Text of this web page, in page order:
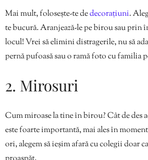
Mai mult, folosește-te dedecorațiuni.
te bucură. Aranjează-le pe birou sau prin
locul! Vrei să elimini distragerile, nu să
pernă pufoasă sau o ramă foto cu familia
2. Mirosuri
Cum miroase la tine în birou? Cât de des
este foarte importantă, mai ales în
ori, alegem să ieșim afară cu colegii doar